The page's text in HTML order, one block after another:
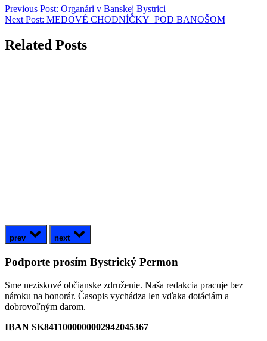
Previous Post: Organári v Banskej Bystrici
Next Post: MEDOVÉ CHODNÍČKY POD BANOŠOM
Related Posts
prev next
Podporte prosím Bystrický Permon
Sme neziskové občianske združenie. Naša redakcia pracuje bez
nároku na honorár. Časopis vychádza len vďaka dotáciám a
dobrovoľným darom.
IBAN SK8411000000002942045367